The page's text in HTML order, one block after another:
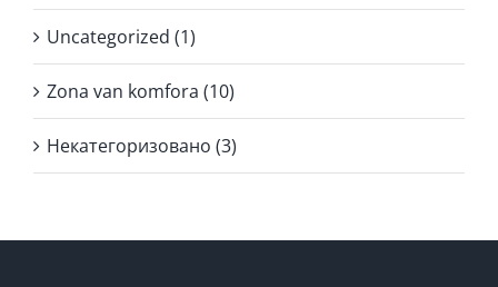
Uncategorized (1)
Zona van komfora (10)
Некатегоризовано (3)